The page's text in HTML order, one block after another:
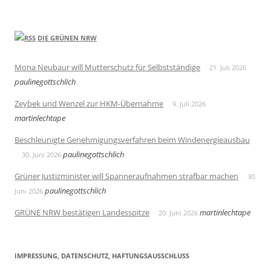
DIE GRÜNEN NRW
Mona Neubaur will Mutterschutz für Selbstständige 21. Juli 2026
paulinegottschlich
Zeybek und Wenzel zur HKM-Übernahme
9. Juli 2026
martinlechtape
Beschleunigte Genehmigungsverfahren beim Windenergieausbau
30. Juni 2026 paulinegottschlich
Grüner Justizminister will Spanneraufnahmen strafbar machen
30.
Juni 2026 paulinegottschlich
GRÜNE NRW bestätigen Landesspitze
20. Juni 2026 martinlechtape
IMPRESSUNG, DATENSCHUTZ, HAFTUNGSAUSSCHLUSS